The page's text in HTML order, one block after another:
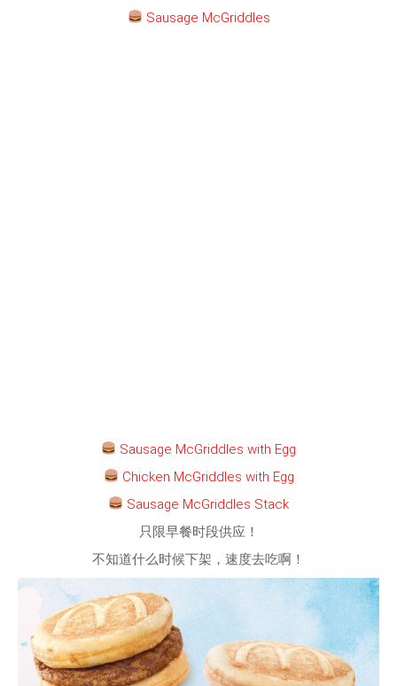
Sausage McGriddles
Sausage McGriddles with Egg
Chicken McGriddles with Egg
Sausage McGriddles Stack
只限早餐时段供应！
不知道什么时候下架，速度去吃啊！